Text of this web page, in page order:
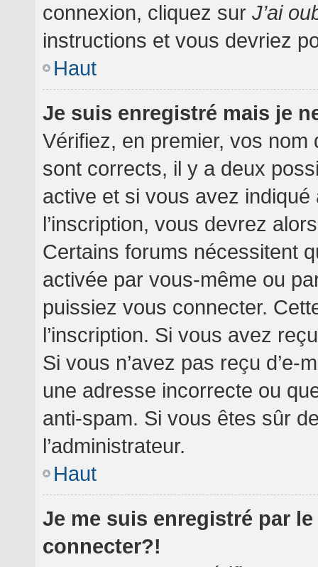
connexion, cliquez sur J’ai
instructions et vous devriez
Haut
Je suis enregistré mais je
Vérifiez, en premier, vos nom
sont corrects, il y a deux
active et si vous avez
l’inscription, vous devrez
Certains forums nécessitent
activée par vous-même ou
puissiez vous connecter.
l’inscription. Si vous avez
Si vous n’avez pas reçu d’e-
une adresse incorrecte ou
anti-spam. Si vous êtes sûr
l’administrateur.
Haut
Je me suis enregistré par
connecter?!